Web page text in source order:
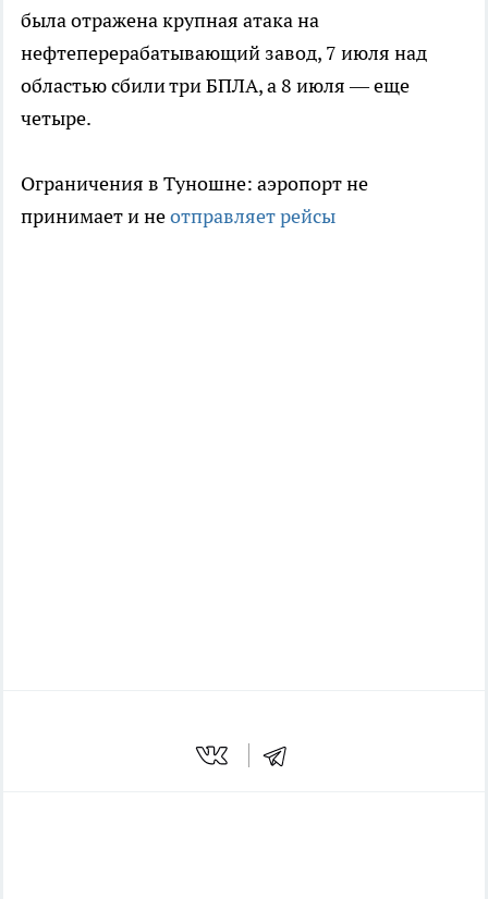
была отражена крупная атака на
нефтеперерабатывающий завод, 7 июля над
областью сбили три БПЛА, а 8 июля — еще
четыре.
Ограничения в Туношне: аэропорт не
принимает и неотправляет рейсы